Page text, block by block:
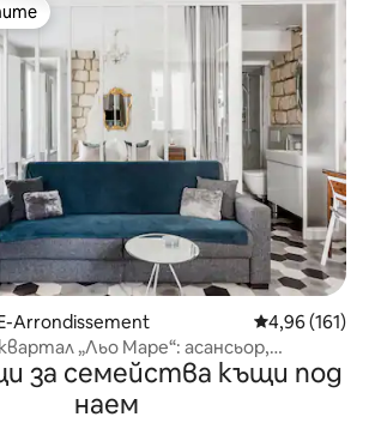
Arrondissement Средна
4,96 (161)
„Льо Маре“: асансьор,
за семейства къщи под
наем